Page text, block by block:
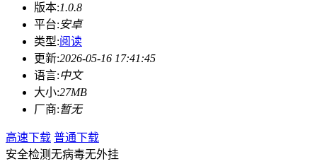
版本:1.0.8
平台:安卓
类型:阅读
更新:2026-05-16 17:41:45
语言:中文
大小:27MB
厂商:暂无
高速下载 普通下载
安全检测无病毒无外挂